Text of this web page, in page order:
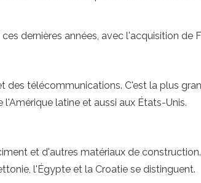
dernières années, avec l'acquisition de
des télécommunications. C'est la plus
latine et aussi aux États-Unis.
et d'autres matériaux de
l'Égypte et la Croatie se distinguent.